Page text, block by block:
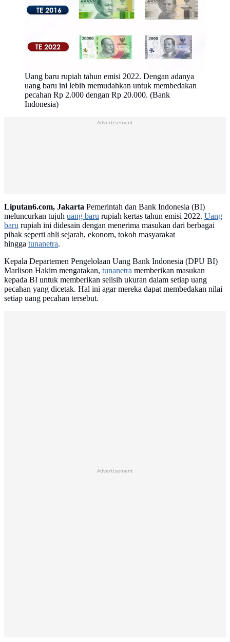
Uang baru rupiah tahun emisi 2022. Dengan adanya
uang baru ini lebih memudahkan untuk membedakan
pecahan Rp 2.000 dengan Rp 20.000. (Bank
Indonesia)
Liputan6.com, Jakarta Pemerintah dan Bank Indonesia (BI)
meluncurkan tujuh uang baru rupiah kertas tahun emisi 2022. Uang
baru rupiah ini didesain dengan menerima masukan dari berbagai
pihak seperti ahli sejarah, ekonom, tokoh masyarakat
hingga tunanetra.
Kepala Departemen Pengelolaan Uang Bank Indonesia (DPU BI)
Marlison Hakim mengatakan, tunanetra memberikan masukan
kepada BI untuk memberikan selisih ukuran dalam setiap uang
pecahan yang dicetak. Hal ini agar mereka dapat membedakan nilai
setiap uang pecahan tersebut.
Advertisement